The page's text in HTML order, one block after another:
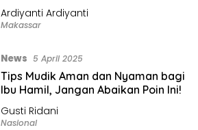
Ardiyanti Ardiyanti
Makassar
News 5 April 2025
Tips Mudik Aman dan Nyaman bagi
Ibu Hamil, Jangan Abaikan Poin Ini!
Gusti Ridani
Nasional